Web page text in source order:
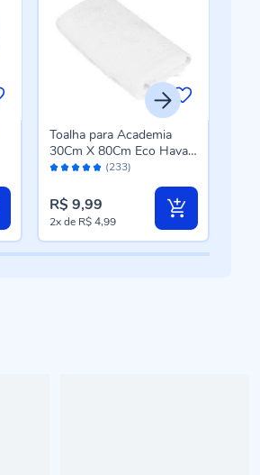
Avaliação: (233)
Toalha para Academia
30Cm X 80Cm Eco Havan
Casa - Branco
R$ 9,99
2xde R$ 4,99